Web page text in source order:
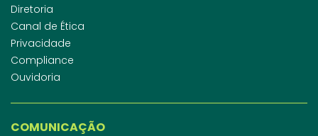
Diretoria
Canal de Ética
Privacidade
Compliance
Ouvidoria
COMUNICAÇÃO